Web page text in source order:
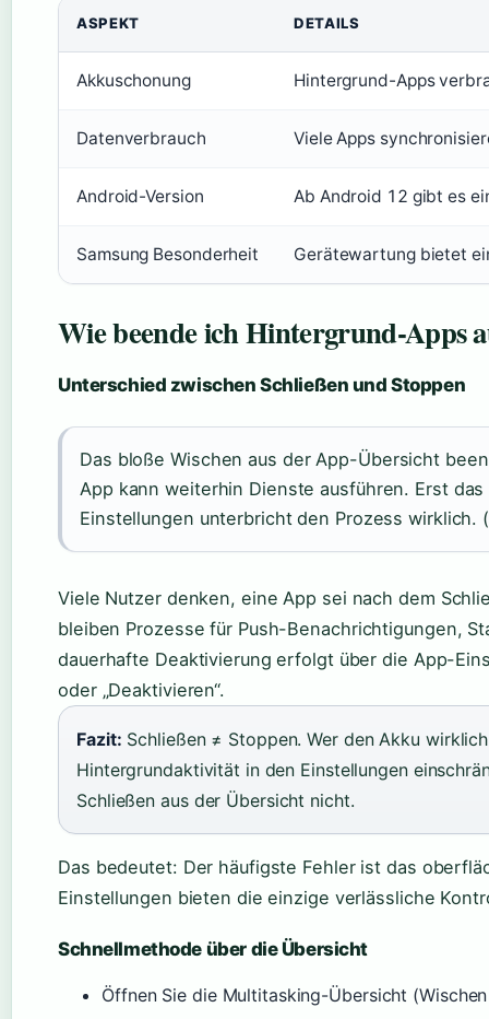
ASPEKT DETAILS
Akkuschonung Hintergrund-Apps
Datenverbrauch Viele Apps
Android-Version Ab Android 12 gibt es
Samsung Besonderheit Gerätewartung bietet
Wie beende ich Hintergrund-Apps
Unterschied zwischen Schließen und Stoppen
Das bloße Wischen aus der App-Übersicht
App kann weiterhin Dienste ausführen. Erst
Einstellungen unterbricht den Prozess wirklich. (
Viele Nutzer denken, eine App sei nach dem
bleiben Prozesse für Push-Benachrichtigungen,
dauerhafte Deaktivierung erfolgt über die App-
oder „Deaktivieren“.
Fazit: Schließen ≠ Stoppen. Wer den Akku
Hintergrundaktivität in den Einstellungen
Schließen aus der Übersicht nicht.
Das bedeutet: Der häufigste Fehler ist das
Einstellungen bieten die einzige verlässliche
Schnellmethode über die Übersicht
Öffnen Sie die Multitasking-Übersicht